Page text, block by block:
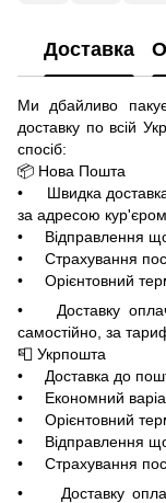
Доставка
Ми дбайливо
доставку по всій
спосіб:
📦 Нова Пошта
• Швидка доставка
за адресою кур'єром
• Відправлення
• Страхування
• Орієнтовний
• Доставку
самостійно, за
📮 Укрпошта
• Доставка до
• Економний
• Орієнтовний
• Відправлення
• Страхування
• Доставку